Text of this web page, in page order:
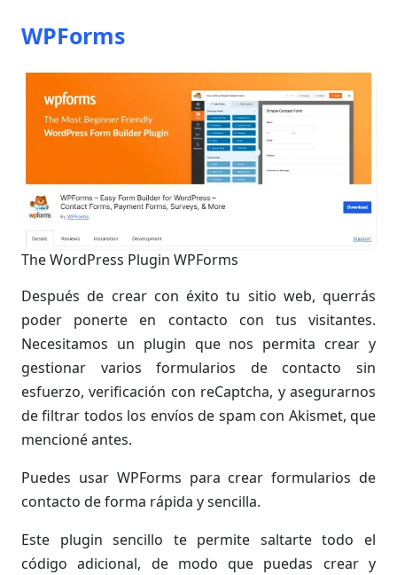
WPForms
The WordPress Plugin WPForms
Después de crear con éxito tu sitio web, querrás
poder ponerte en contacto con tus visitantes.
Necesitamos un plugin que nos permita crear y
gestionar varios formularios de contacto sin
esfuerzo, verificación con reCaptcha, y asegurarnos
de filtrar todos los envíos de spam con Akismet, que
mencioné antes.
Puedes usar WPForms para crear formularios de
contacto de forma rápida y sencilla.
Este plugin sencillo te permite saltarte todo el
código adicional, de modo que puedas crear y